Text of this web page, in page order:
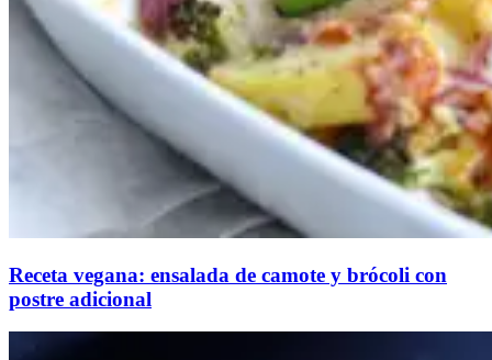
Receta vegana: ensalada de camote y brócoli con
postre adicional